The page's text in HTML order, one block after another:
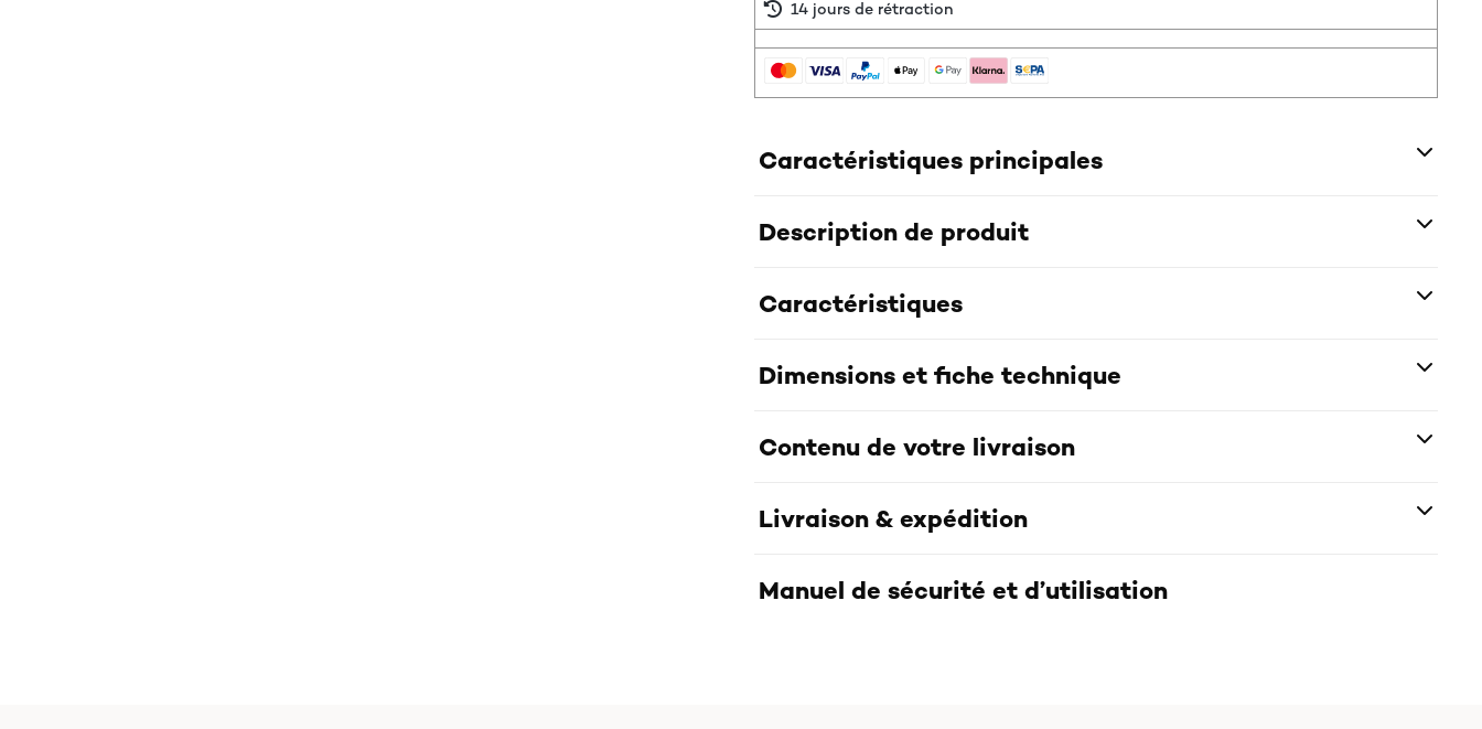
14 jours de rétraction
Caractéristiques principales
Description de produit
Caractéristiques
Dimensions et fiche technique
Contenu de votre livraison
Livraison & expédition
Manuel de sécurité et d’utilisation